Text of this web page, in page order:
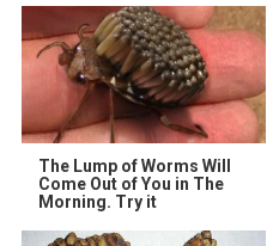
The Lump of Worms Will
Come Out of You in The
Morning. Try it